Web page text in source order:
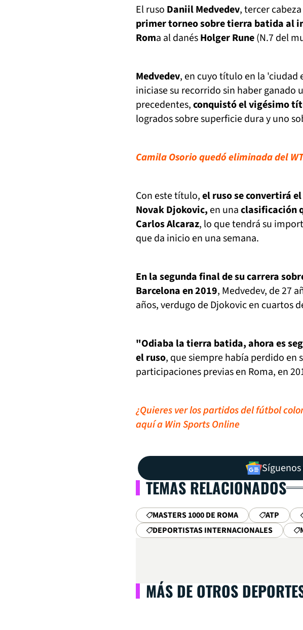
El ruso Daniil Medvedev, tercer
primer torneo sobre tierra batida al
Roma al danésHolger Rune(N.7 del
Medvedev, en cuyo título en la 'ciudad
iniciase su recorrido sin haber ganado
precedentes,conquistó el vigésimo
logrados sobre superficie dura y uno
Camila Osorio quedó eliminada del
Con este título,el ruso se convertirá
Novak Djokovic, en unaclasificación
Carlos Alcaraz, lo que tendrá su
que da inicio en una semana.
En la segunda final de su carrera
Barcelona en 2019, Medvedev, de 27
años, verdugo de Djokovic en cuartos
"Odiaba la tierra batida, ahora es
el ruso, que siempre había perdido en
participaciones previas en Roma, en
¿Quieres ver los partidos del fútbol
aquí a Win Sports Online
TEMAS RELACIONADOS
MASTERS 1000 DE ROMA ATP
DEPORTISTAS INTERNACIONALES
MÁS DE OTROS